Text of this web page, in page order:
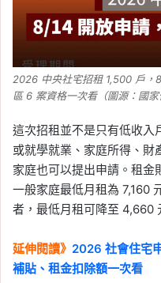
2026 中央社宅招租 1,500 戶
區 6 案資格一次看（圖源：國家
這次招租並不是只有低收入
或就學就業、家庭所得、財
家庭也可以提出申請。租金
一般家庭最低月租為 7,160
者，最低月租可降至 4,660
延伸閱讀》 2026 社會住宅
補貼、租金扣除額一次看